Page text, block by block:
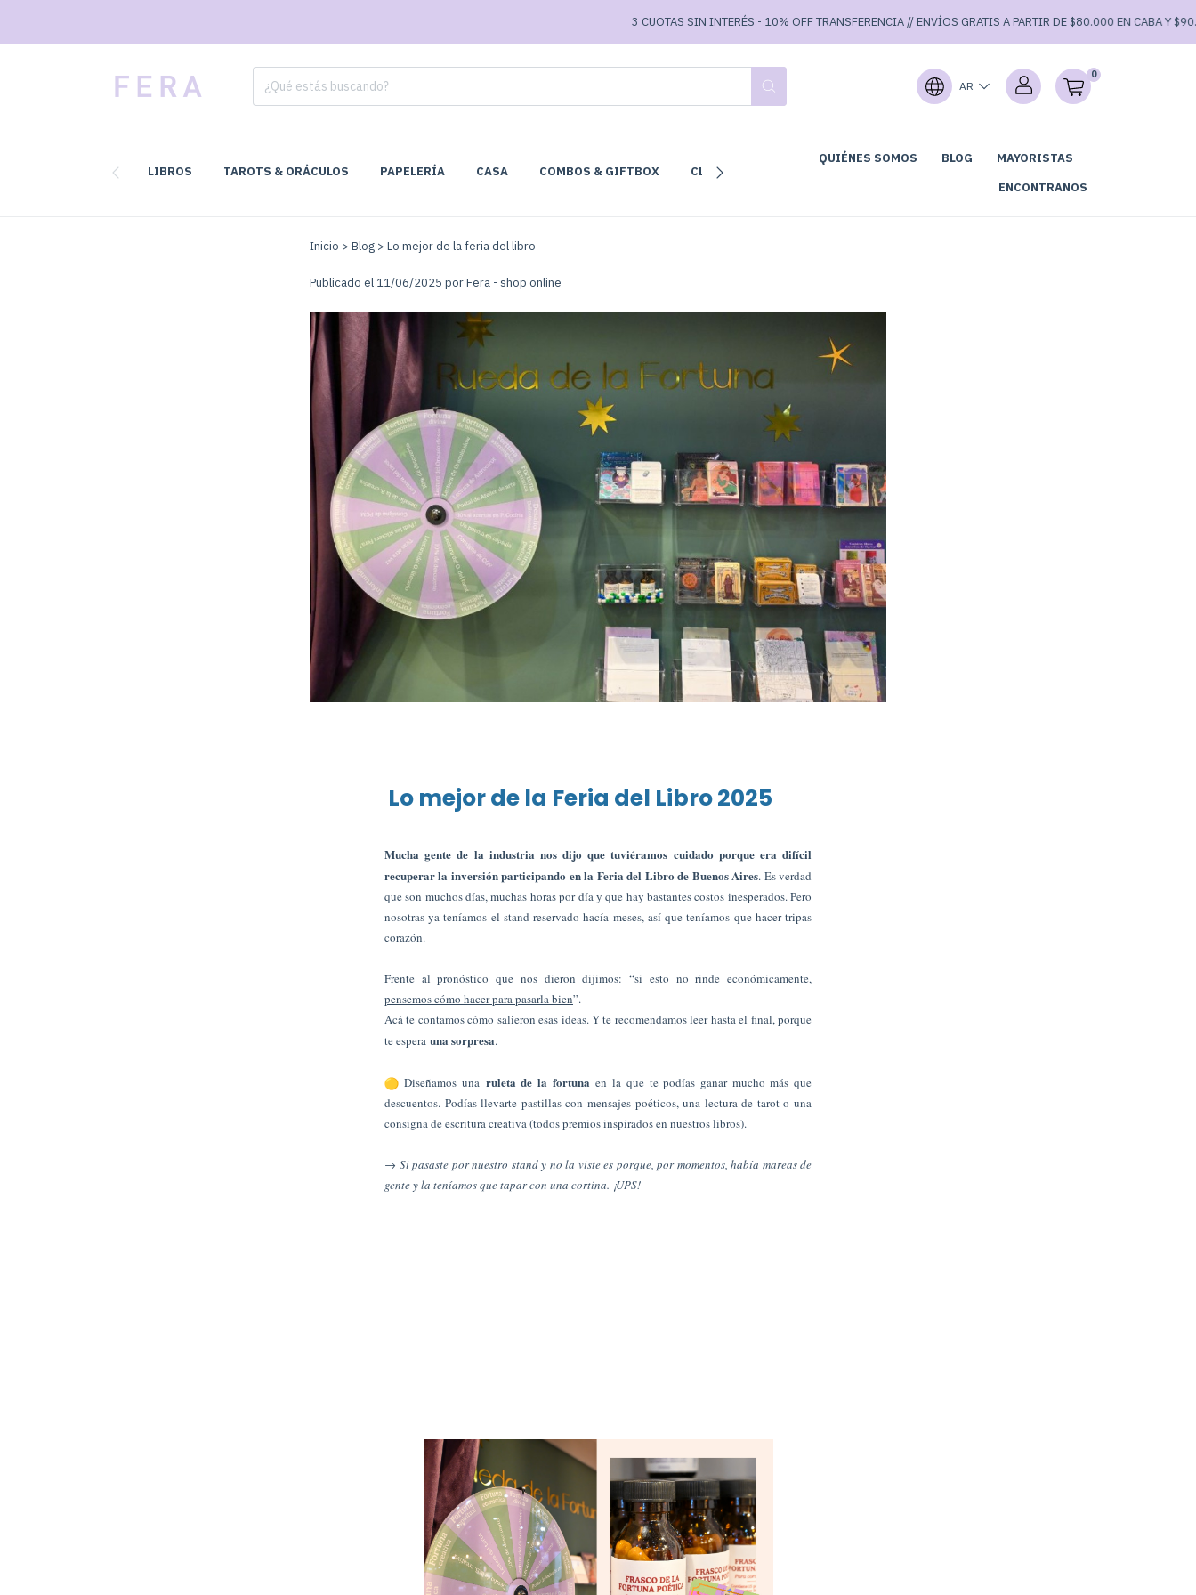
3 CUOTAS SIN INTERÉS - 10% OFF TRANSFERENCIA // ENVÍOS GRATIS A PARTIR DE $80.000 EN CABA Y $90.000
AR
0
LIBROS TAROTS & ORÁCULOS PAPELERÍA CASA COMBOS & GIFTBOX CLUB DE LECTURA
QUIÉNES SOMOS BLOG
MAYORISTAS
ENCONTRANOS
Inicio > Blog > Lo mejor de la feria del libro
Publicado el 11/06/2025 por Fera - shop online
Lo mejor de la Feria del Libro 2025
Mucha gente de la industria nos dijo que tuviéramos cuidado porque era difícil
recuperar la inversión participando en la Feria del Libro de Buenos Aires. Es verdad
que son muchos días, muchas horas por día y que hay bastantes costos inesperados. Pero
nosotras ya teníamos el stand reservado hacía meses, así que teníamos que hacer tripas
corazón.
Frente al pronóstico que nos dieron dijimos: “si esto no rinde económicamente,
pensemos cómo hacer para pasarla bien”.
Acá te contamos cómo salieron esas ideas. Y te recomendamos leer hasta el final, porque
te espera una sorpresa.
Diseñamos una ruleta de la fortuna en la que te podías ganar mucho más que
descuentos. Podías llevarte pastillas con mensajes poéticos, una lectura de tarot o una
consigna de escritura creativa (todos premios inspirados en nuestros libros).
→ Si pasaste por nuestro stand y no la viste es porque, por momentos, había mareas de
gente y la teníamos que tapar con una cortina. ¡UPS!